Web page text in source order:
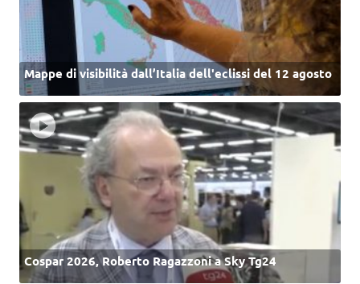
Mappe di visibilità dall’Italia dell'eclissi del 12 agosto
Cospar 2026, Roberto Ragazzoni a Sky Tg24